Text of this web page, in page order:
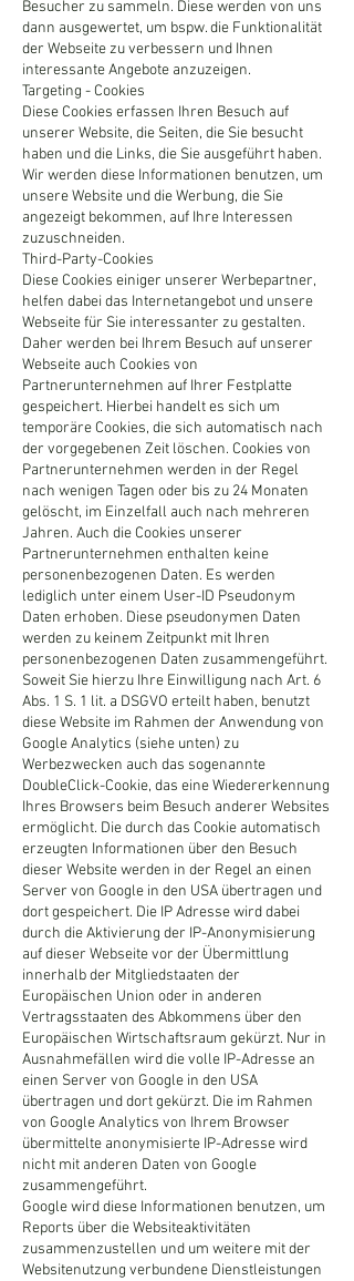
Besucher zu sammeln. Diese werden von uns
dann ausgewertet, um bspw. die Funktionalität
der Webseite zu verbessern und Ihnen
interessante Angebote anzuzeigen.
Targeting - Cookies
Diese Cookies erfassen Ihren Besuch auf
unserer Website, die Seiten, die Sie besucht
haben und die Links, die Sie ausgeführt haben.
Wir werden diese Informationen benutzen, um
unsere Website und die Werbung, die Sie
angezeigt bekommen, auf Ihre Interessen
zuzuschneiden.
Third-Party-Cookies
Diese Cookies einiger unserer Werbepartner,
helfen dabei das Internetangebot und unsere
Webseite für Sie interessanter zu gestalten.
Daher werden bei Ihrem Besuch auf unserer
Webseite auch Cookies von
Partnerunternehmen auf Ihrer Festplatte
gespeichert. Hierbei handelt es sich um
temporäre Cookies, die sich automatisch nach
der vorgegebenen Zeit löschen. Cookies von
Partnerunternehmen werden in der Regel
nach wenigen Tagen oder bis zu 24 Monaten
gelöscht, im Einzelfall auch nach mehreren
Jahren. Auch die Cookies unserer
Partnerunternehmen enthalten keine
personenbezogenen Daten. Es werden
lediglich unter einem User-ID Pseudonym
Daten erhoben. Diese pseudonymen Daten
werden zu keinem Zeitpunkt mit Ihren
personenbezogenen Daten zusammengeführt.
Soweit Sie hierzu Ihre Einwilligung nach Art. 6
Abs. 1 S. 1 lit. a DSGVO erteilt haben, benutzt
diese Website im Rahmen der Anwendung von
Google Analytics (siehe unten) zu
Werbezwecken auch das sogenannte
DoubleClick-Cookie, das eine Wiedererkennung
Ihres Browsers beim Besuch anderer Websites
ermöglicht. Die durch das Cookie automatisch
erzeugten Informationen über den Besuch
dieser Website werden in der Regel an einen
Server von Google in den USA übertragen und
dort gespeichert. Die IP Adresse wird dabei
durch die Aktivierung der IP-Anonymisierung
auf dieser Webseite vor der Übermittlung
innerhalb der Mitgliedstaaten der
Europäischen Union oder in anderen
Vertragsstaaten des Abkommens über den
Europäischen Wirtschaftsraum gekürzt. Nur in
Ausnahmefällen wird die volle IP-Adresse an
einen Server von Google in den USA
übertragen und dort gekürzt. Die im Rahmen
von Google Analytics von Ihrem Browser
übermittelte anonymisierte IP-Adresse wird
nicht mit anderen Daten von Google
zusammengeführt.
Google wird diese Informationen benutzen, um
Reports über die Websiteaktivitäten
zusammenzustellen und um weitere mit der
Websitenutzung verbundene Dienstleistungen